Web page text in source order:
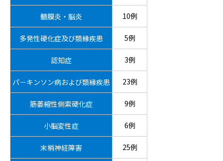
髄膜炎・脳炎 10例
多発性硬化症及び類縁疾患 5例
認知症 3例
パ－キンソン病および類縁疾患 23例
筋萎縮性側索硬化症 9例
小脳変性症 6例
末梢神経障害 25例